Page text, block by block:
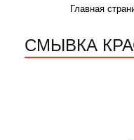
Главная
СМЫВКА